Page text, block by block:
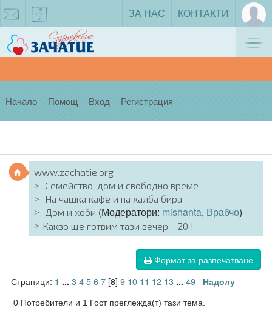
facebook
ЗА НАС КОНТАКТИ
Начало Помощ Вход Регистрация
www.zachatie.org
Семейство, дом и свободно време
На чашка кафе и на халба бира
Дом и хоби (Модератори: mishanta, Врабчо)
Какво ще готвим тази вечер - 20 !
Формат за разпечатване
Страници: 1 ... 34567[8] 9 10 11 12 13 ... 49 Надолу
0 Потребители и 1 Гост преглежда(т) тази тема.